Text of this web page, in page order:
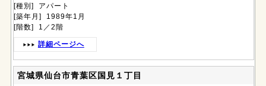
[種別] アパート
[築年月] 1989年1月
[階数] 1／2階
詳細ページへ
宮城県仙台市青葉区国見１丁目